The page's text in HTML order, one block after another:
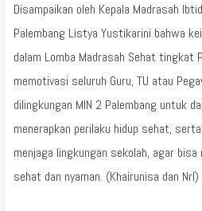
Disampaikan oleh Kepala Madrasah
Palembang Listya Yustikarini bahwa
dalam Lomba Madrasah Sehat tingkat
memotivasi seluruh Guru, TU atau
dilingkungan MIN 2 Palembang untuk
menerapkan perilaku hidup sehat,
menjaga lingkungan sekolah, agar bisa
sehat dan nyaman. (Khairunisa dan Nrl)